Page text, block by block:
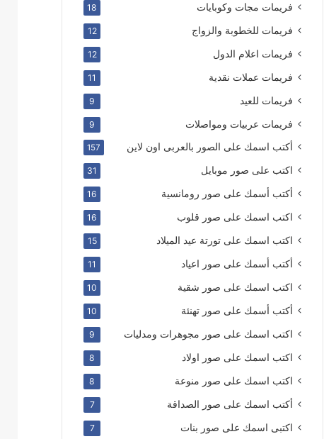
فريمات مجات وكوبايات 18
فريمات للخطوبة والزواج 12
فريمات اعلام الدول 12
فريمات عملات نقدية 11
فريمات للعيد 9
فريمات عربيات ومواصلات 9
أكتب اسمك على الصور بالعربى اون لاين 157
اكتب على صور موبايل 31
أكتب أسمك على صور رومانسية 16
اكتب اسمك على صور قلوب 16
اكتب اسمك على تورتة عيد الميلاد 15
أكتب أسمك على صور اعياد 11
اكتب اسمك على صور شقية 10
أكتب أسمك على صور تهنئة 10
اكتب اسمك على صور مجوهرات ومدليات 9
اكتب اسمك على صور اولاد 8
اكتب اسمك على صور منوعة 8
أكتب اسمك على صور الصداقة 7
اكتبى اسمك على صور بنات 7